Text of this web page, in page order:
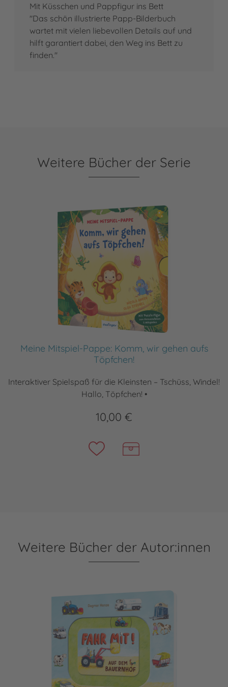
Mit Küsschen und Pappfigur ins Bett
"Das schön illustrierte Papp-Bilderbuch
wartet mit vielen liebevollen Details auf und
hilft garantiert dabei, den Weg ins Bett zu
finden."
Weitere Bücher der Serie
Meine Mitspiel-Pappe: Komm, wir gehen aufs
Töpfchen!
Interaktiver Spielspaß für die Kleinsten – Tschüss, Windel!
Hallo, Töpfchen! •
10,00 €
Weitere Bücher der Autor:innen
Meine Schiebebahn-Pappe (Soundbuch): Fahr mit auf